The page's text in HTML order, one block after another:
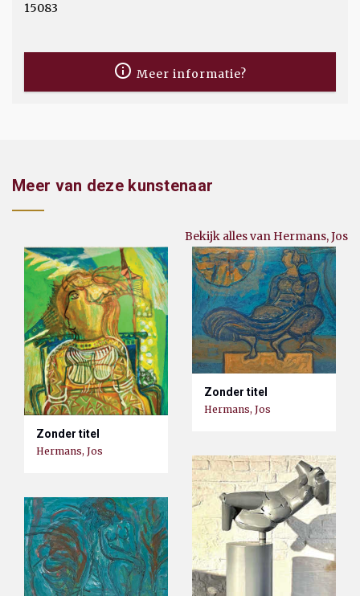
15083
Meer informatie?
Meer van deze kunstenaar
Bekijk alles van Hermans, Jos
Zonder titel
Hermans, Jos
Zonder titel
Hermans, Jos